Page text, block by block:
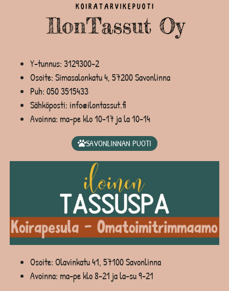
Y-tunnus: 3129300-2
Osoite: Simasalonkatu 4, 57200 Savonlinna
Puh: 050 3515433
Sähköposti: info@ilontassut.fi
Avoinna: ma-pe klo 10-17 ja la 10-14
SAVONLINNAN PUOTI
Osoite: Olavinkatu 41, 57100 Savonlinna
Avoinna: ma-pe klo 8-21 ja la-su 9-21